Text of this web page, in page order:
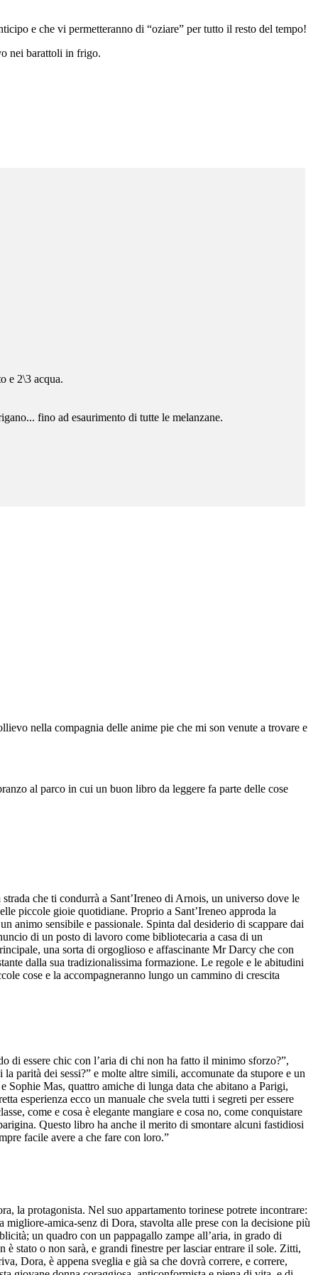
e che vi permetteranno di “oziare” per tutto il resto del tempo!
nei barattoli in frigo.
e 2\3 acqua.
fino ad esaurimento di tutte le melanzane.
nella compagnia delle anime pie che mi son venute a trovare e
al parco in cui un buon libro da leggere fa parte delle cose
che ti condurrà a Sant’Ireneo di Arnois, un universo dove le
piccole gioie quotidiane. Proprio a Sant’Ireneo approda la
animo sensibile e passionale. Spinta dal desiderio di scappare dai
di un posto di lavoro come bibliotecaria a casa di un
una sorta di orgoglioso e affascinante Mr Darcy che con
dalla sua tradizionalissima formazione. Le regole e le abitudini
cose e la accompagneranno lungo un cammino di crescita
di essere chic con l’aria di chi non ha fatto il minimo sforzo?”,
parità dei sessi?” e molte altre simili, accomunate da stupore e un
Mas, quattro amiche di lunga data che abitano a Parigi,
esperienza ecco un manuale che svela tutti i segreti per essere
come e cosa è elegante mangiare e cosa no, come conquistare
Questo libro ha anche il merito di smontare alcuni fastidiosi
facile avere a che fare con loro.”
la protagonista. Nel suo appartamento torinese potrete incontrare:
amica-senz di Dora, stavolta alle prese con la decisione più
un quadro con un pappagallo zampe all’aria, in grado di
stato o non sarà, e grandi finestre per lasciar entrare il sole. Zitti,
Dora, è appena sveglia e già sa che dovrà correre, e correre,